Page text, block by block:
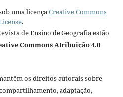
uma licençaCreative Commons
.
de Ensino de Geografia estão
Commons Atribuição 4.0
os direitos autorais sobre
adaptação,